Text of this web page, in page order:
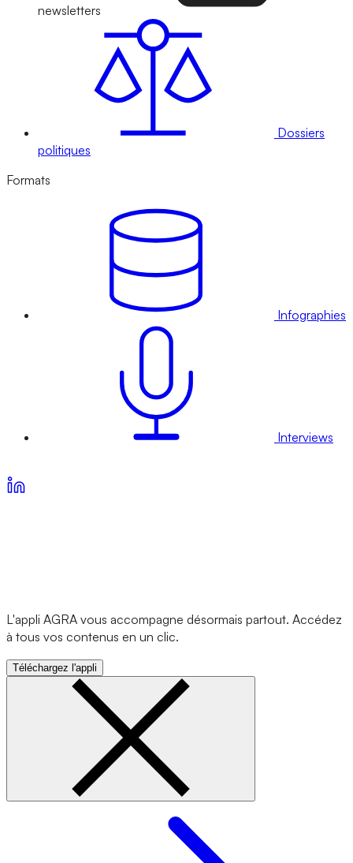
newsletters
Dossiers
politiques
Formats
Infographies
Interviews
L'appli AGRA vous accompagne désormais partout. Accédez
à tous vos contenus en un clic.
Téléchargez l'appli